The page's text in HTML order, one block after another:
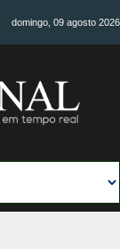
domingo, 09 agosto 2026